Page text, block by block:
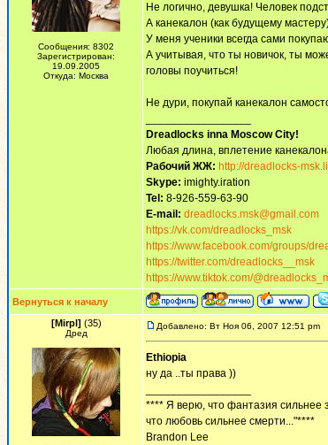
Сообщения: 8302
Зарегистрирован:
19.09.2005
Откуда: Москва
Не логично, девушка! Человек
А канекалон (как будущему
У меня ученики всегда сами
А учитывая, что ты новичок, ты
головы поучиться!
Не дури, покупай канекалон
Dreadlocks inna Moscow Сity!
Любая длина, вплетение
Рабочий ЖЖ: http://dreadlocks-
Skype: imighty.iration
Tel: 8-926-559-63-90
E-mail: dreadlocks.msk@gmail.com
https://vk.com/dreadlocks_msk
https://www.facebook.com/groups/
https://twitter.com/dreadlocks__msk
https://www.tiktok.com/
Вернуться к началу
[Mirpl] (35)
Дред
Добавлено: Вт Ноя 06, 2007 12:51 pm
Ethiopia
ну да ..ты права ))
**** Я верю, что фантазия сильнее
что любовь сильнее смерти..."****
Brandon Lee